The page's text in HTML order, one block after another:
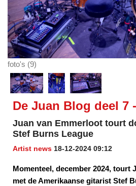
foto's (9)
De Juan Blog deel 7
Juan van Emmerloot tourt
Stef Burns League
Artist news 18-12-2024 09:12
Momenteel, december 2024, tourt
met de Amerikaanse gitarist Stef